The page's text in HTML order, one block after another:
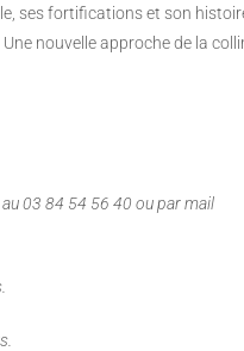
ses fortifications et son
nouvelle approche de la
au 03 84 54 56 40 ou par mail